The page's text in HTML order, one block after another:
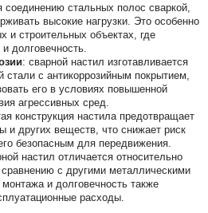
соединению стальных полос сваркой,
высокие нагрузки. Это особенно
и строительных объектах, где
долговечность.
: сварной настил изготавливается
стали с антикоррозийным покрытием,
его в условиях повышенной
агрессивных сред.
конструкция настила предотвращает
и других веществ, что снижает риск
безопасным для передвижения.
настил отличается относительно
с другими металлическими
и долговечность также
расходы.